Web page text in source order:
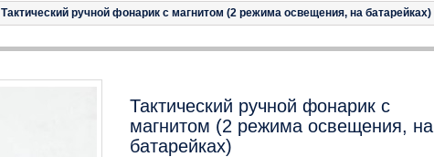
Тактический ручной фонарик с магнитом (2 режима освещения, на батарейках)
Тактический ручной фонарик с
магнитом (2 режима освещения, на
батарейках)